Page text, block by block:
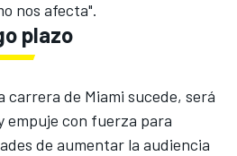
nos afecta".
plazo
carrera de Miami sucede, será
con fuerza para
de aumentar la audiencia